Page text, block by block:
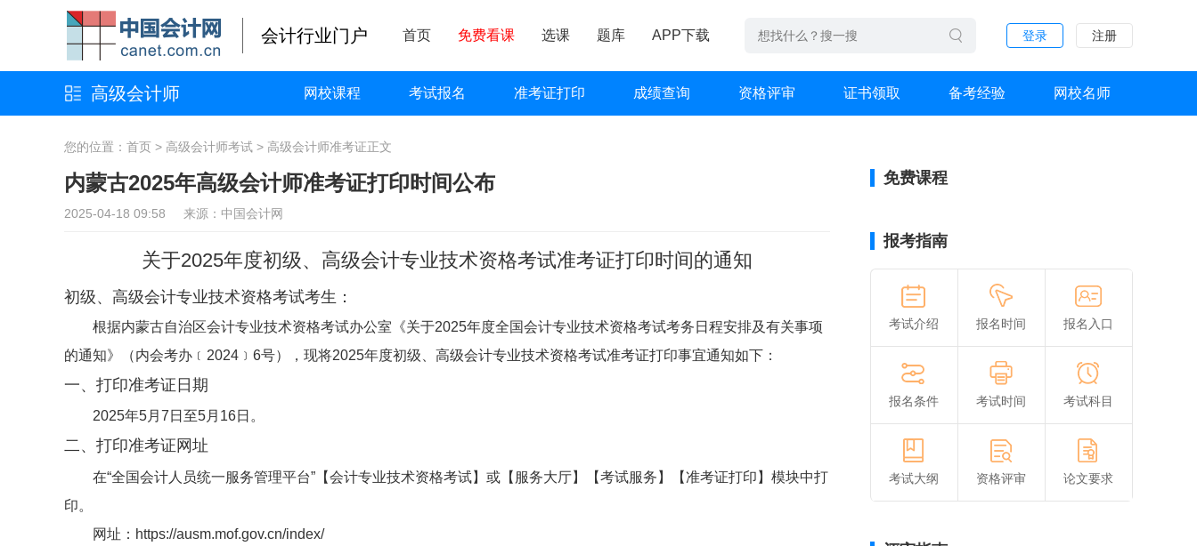
会计行业门户 首页 免费看课 选课 题库 APP下载 登录 注册
高级会计师 网校课程 考试报名 准考证打印 成绩查询 资格评审 证书领取 备考经验 网校名师
您的位置： 首页 > 高级会计师考试 > 高级会计师准考证正文
内蒙古2025年高级会计师准考证打印时间公布
2025-04-18 09:58 来源：中国会计网
关于2025年度初级、高级会计专业技术资格考试准考证打印时间的通知
初级、高级会计专业技术资格考试考生：
根据内蒙古自治区会计专业技术资格考试办公室《关于2025年度全国会计专业技术资格考试考务日程安排及有关事项
的通知》（内会考办﹝2024﹞6号），现将2025年度初级、高级会计专业技术资格考试准考证打印事宜通知如下：
一、打印准考证日期
2025年5月7日至5月16日。
二、打印准考证网址
在“全国会计人员统一服务管理平台”【会计专业技术资格考试】或【服务大厅】【考试服务】【准考证打印】模块中打
印。
网址：https://ausm.mof.gov.cn/index/
免费课程
报考指南
考试介绍 报名时间 报名入口
报名条件 考试时间 考试科目
考试大纲 资格评审 论文要求